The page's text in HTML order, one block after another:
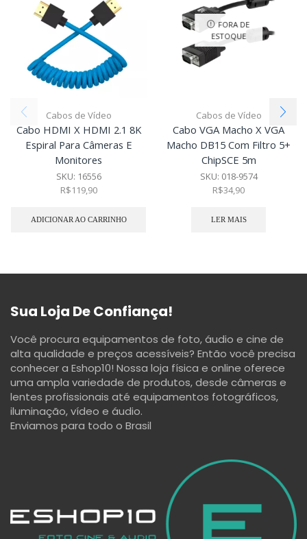
Cabos de Vídeo
Cabo HDMI X HDMI 2.1 8K
Espiral Para Câmeras E
Monitores
SKU: 16556
R$119,90
ADICIONAR AO CARRINHO
FORA DE
ESTOQUE
Cabos de Vídeo
Cabo VGA Macho X VGA
Macho DB15 Com Filtro 5+
ChipSCE 5m
SKU: 018-9574
R$34,90
LER MAIS
Sua Loja De Confiança!
Você procura equipamentos de foto, áudio e cine de
alta qualidade e preços acessíveis? Então você precisa
conhecer a Eshop10! Nossa loja física e online oferece
uma ampla variedade de produtos, desde câmeras e
lentes profissionais até equipamentos fotográficos,
iluminação, vídeo e áudio.
Enviamos para todo o Brasil